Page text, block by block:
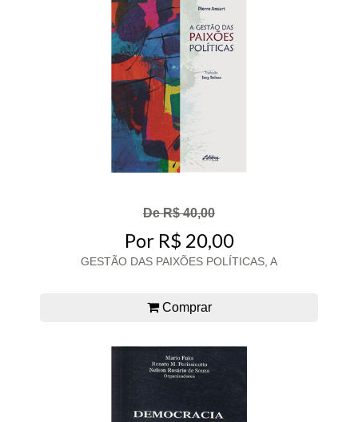
De R$ 40,00
Por R$ 20,00
GESTÃO DAS PAIXÕES POLÍTICAS, A
Comprar